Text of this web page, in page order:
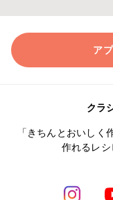
ア
クラ
「きちんとおいしく
作れるレシ